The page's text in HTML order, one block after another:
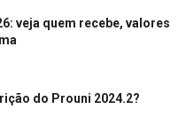
veja quem recebe, valores
do Prouni 2024.2?